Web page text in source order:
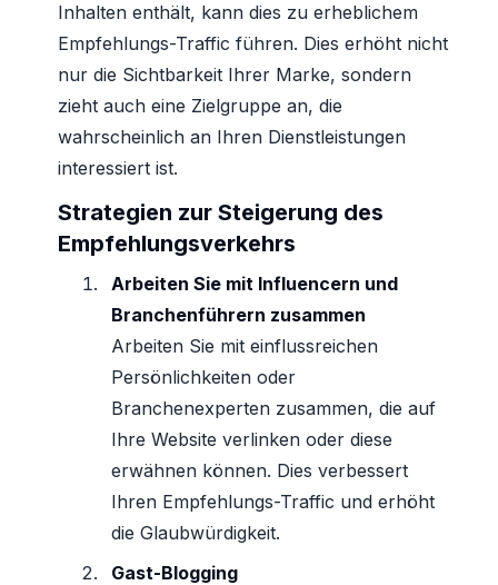
Inhalten enthält, kann dies zu erheblichem
Empfehlungs-Traffic führen. Dies erhöht nicht
nur die Sichtbarkeit Ihrer Marke, sondern
zieht auch eine Zielgruppe an, die
wahrscheinlich an Ihren Dienstleistungen
interessiert ist.
Strategien zur Steigerung des
Empfehlungsverkehrs
Arbeiten Sie mit Influencern und
Branchenführern zusammen
Arbeiten Sie mit einflussreichen
Persönlichkeiten oder
Branchenexperten zusammen, die auf
Ihre Website verlinken oder diese
erwähnen können. Dies verbessert
Ihren Empfehlungs-Traffic und erhöht
die Glaubwürdigkeit.
Gast-Blogging